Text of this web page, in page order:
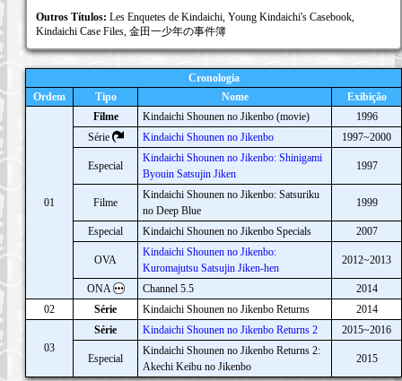
Outros Títulos: Les Enquetes de Kindaichi, Young Kindaichi's Casebook,
Kindaichi Case Files, 金田一少年の事件簿
Cronologia
Ordem
Tipo Nome Exibição
01
Filme Kindaichi Shounen no Jikenbo (movie)
1996
Série
Kindaichi Shounen no Jikenbo 1997~2000
Especial
Kindaichi Shounen no Jikenbo: Shinigami
Byouin Satsujin Jiken
1997
Filme
Kindaichi Shounen no Jikenbo: Satsuriku
no Deep Blue
1999
Especial Kindaichi Shounen no Jikenbo Specials 2007
OVA
Kindaichi Shounen no Jikenbo:
Kuromajutsu Satsujin Jiken-hen
2012~2013
ONA Channel 5.5
2014
02
Série Kindaichi Shounen no Jikenbo Returns 2014
03
Série Kindaichi Shounen no Jikenbo Returns 2 2015~2016
Especial
Kindaichi Shounen no Jikenbo Returns 2:
Akechi Keibu no Jikenbo
2015